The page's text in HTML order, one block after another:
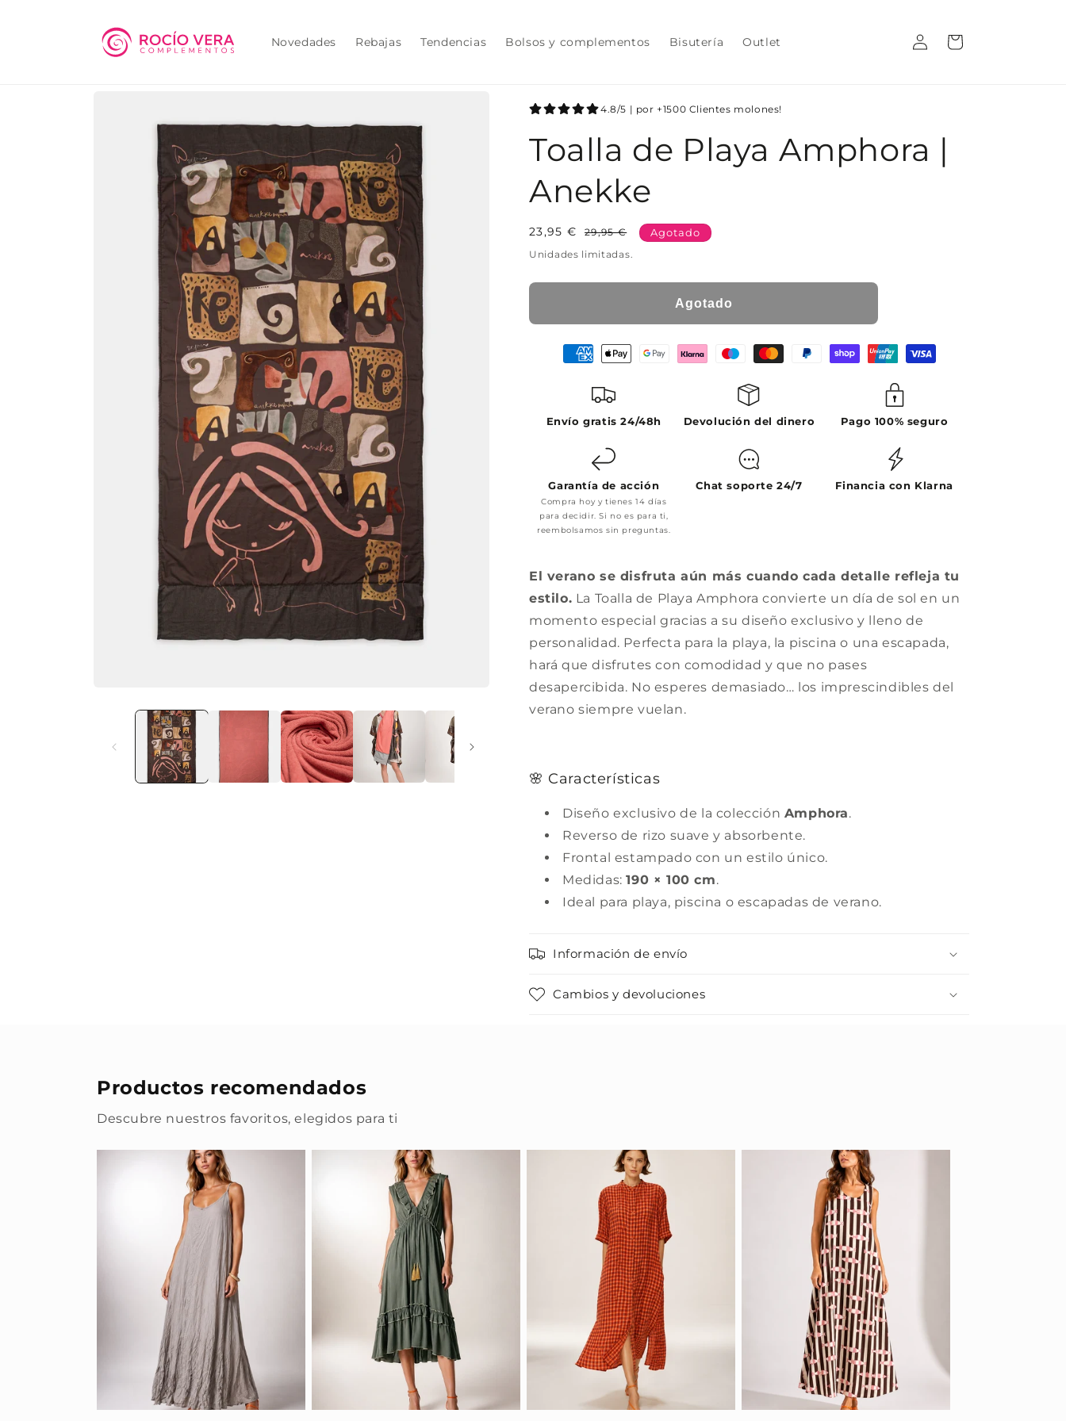
Novedades Rebajas Tendencias Bolsos y complementos Bisutería Outlet
Iniciar
sesión
Carrito
información
del producto
4.8/5 | por +1500 Clientes molones!
Toalla de Playa Amphora |
Anekke
Precio
29,95 €
Precio
23,95 € Agotado
Unidades limitadas.
Agotado
Envío gratis 24/48h Devolución del dinero Pago 100% seguro
Garantía de acción
Compra hoy y tienes 14 días
para decidir. Si no es para ti,
reembolsamos sin preguntas.
Chat soporte 24/7 Financia con Klarna
El verano se disfruta aún más cuando cada detalle refleja tu
estilo. La Toalla de Playa Amphora convierte un día de sol en un
momento especial gracias a su diseño exclusivo y lleno de
personalidad. Perfecta para la playa, la piscina o una escapada,
hará que disfrutes con comodidad y que no pases
desapercibida. No esperes demasiado… los imprescindibles del
verano siempre vuelan.
🌸 Características
Diseño exclusivo de la colección Amphora.
Reverso de rizo suave y absorbente.
Frontal estampado con un estilo único.
Medidas:190 × 100 cm.
Ideal para playa, piscina o escapadas de verano.
Información de envío
Cambios y devoluciones
Productos recomendados
Descubre nuestros favoritos, elegidos para ti